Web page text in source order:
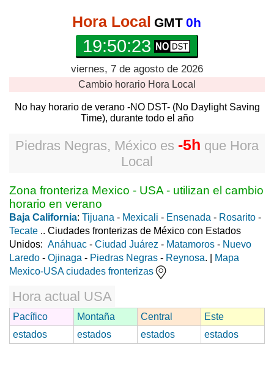
Hora Local GMT 0h
19:50:23
viernes, 7 de agosto de 2026
Cambio horario Hora Local
No hay horario de verano -NO DST- (No Daylight Saving
Time), durante todo el año
Piedras Negras, México es -5h que Hora
Local
Zona fronteriza Mexico - USA - utilizan el cambio
horario en verano
Baja California: Tijuana - Mexicali - Ensenada - Rosarito -
Tecate .. Ciudades fronterizas de México con Estados
Unidos: Anáhuac - Ciudad Juárez - Matamoros - Nuevo
Laredo - Ojinaga - Piedras Negras - Reynosa. |
Mapa
Mexico-USA ciudades fronterizas
Hora actual USA
Pacífico Montaña Central
Este
estados
estados estados estados